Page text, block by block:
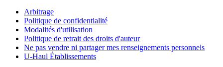
Arbitrage
Politique de confidentialité
Modalités d'utilisation
Politique de retrait des droits d'auteur
Ne pas vendre ni partager mes renseignements personnels
U-Haul Établissements